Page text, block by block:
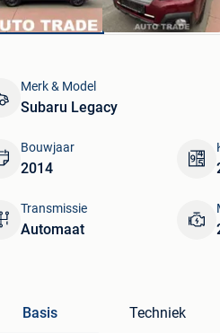
Merk & Model
Subaru Legacy
Bouwjaar
2014
Transmissie
Automaat
Basis Techniek